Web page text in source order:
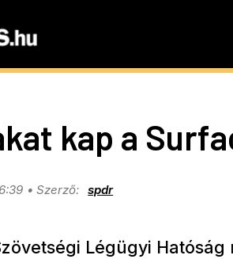
kap a
spdr
Légügyi